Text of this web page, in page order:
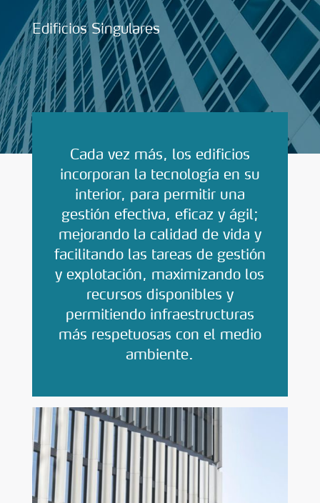
Edificios Singulares
Cada vez más, los edificios
incorporan la tecnología en su
interior, para permitir una
gestión efectiva, eficaz y ágil;
mejorando la calidad de vida y
facilitando las tareas de gestión
y explotación, maximizando los
recursos disponibles y
permitiendo infraestructuras
más respetuosas con el medio
ambiente.